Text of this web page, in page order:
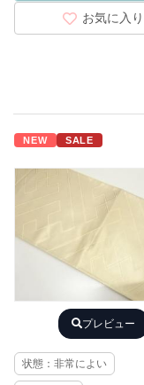
お気に入り
NEW SALE
プレビュー
状態：非常によい